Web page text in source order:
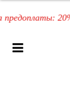
20%